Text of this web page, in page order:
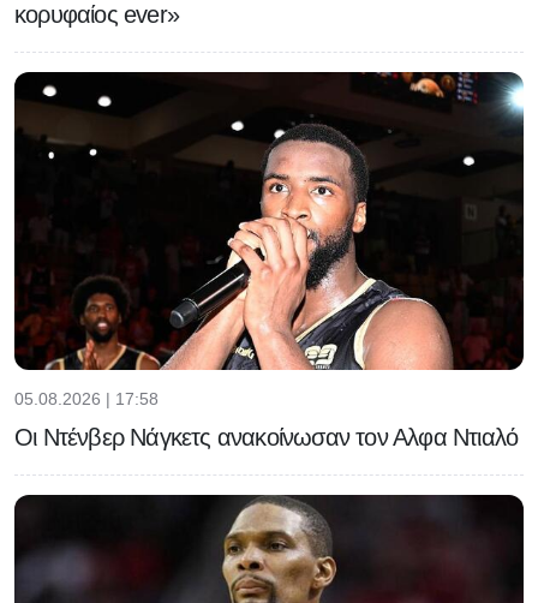
κορυφαίος ever»
05.08.2026 | 17:58
Οι Ντένβερ Νάγκετς ανακοίνωσαν τον Αλφα Ντιαλό